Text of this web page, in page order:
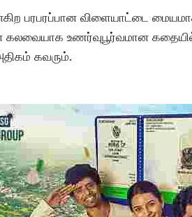
பரபரப்பான விளையாட்டை
உணர்வுபூர்வமான
கவரும்.